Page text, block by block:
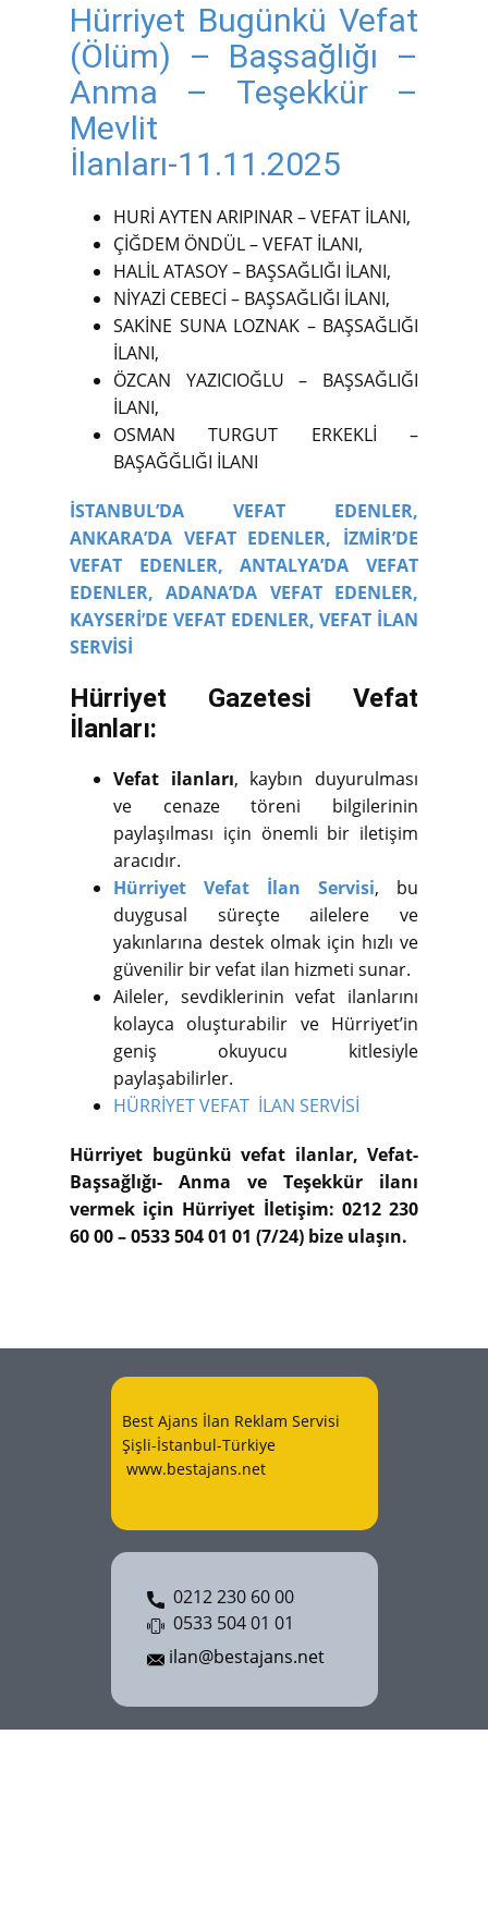
Hürriyet Bugünkü Vefat
(Ölüm) – Başsağlığı –
Anma – Teşekkür –
Mevlit
İlanları-11.11.2025
HURİ AYTEN ARIPINAR – VEFAT İLANI,
ÇİĞDEM ÖNDÜL – VEFAT İLANI,
HALİL ATASOY – BAŞSAĞLIĞI İLANI,
NİYAZİ CEBECİ – BAŞSAĞLIĞI İLANI,
SAKİNE SUNA LOZNAK – BAŞSAĞLIĞI
İLANI,
ÖZCAN YAZICIOĞLU – BAŞSAĞLIĞI
İLANI,
OSMAN TURGUT ERKEKLİ –
BAŞAĞĞLIĞI İLANI
İSTANBUL’DA VEFAT EDENLER,
ANKARA’DA VEFAT EDENLER, İZMİR’DE
VEFAT EDENLER,
ANTALYA’DA VEFAT
EDENLER, ADANA’DA VEFAT EDENLER,
KAYSERİ’DE VEFAT EDENLER, VEFAT İLAN
SERVİSİ
Hürriyet Gazetesi Vefat
İlanları:
Vefat ilanları, kaybın duyurulması
ve cenaze töreni bilgilerinin
paylaşılması için önemli bir iletişim
aracıdır.
Hürriyet Vefat İlan Servisi, bu
duygusal süreçte ailelere ve
yakınlarına destek olmak için hızlı ve
güvenilir bir vefat ilan hizmeti sunar.
Aileler, sevdiklerinin vefat ilanlarını
kolayca oluşturabilir ve Hürriyet’in
geniş okuyucu kitlesiyle
paylaşabilirler.
HÜRRİYET VEFAT İLAN SERVİSİ
Hürriyet bugünkü vefat ilanlar, Vefat-
Başsağlığı- Anma ve Teşekkür ilanı
vermek için Hürriyet İletişim: 0212 230
60 00 – 0533 504 01 01 (7/24) bize ulaşın.
Best Ajans İlan Reklam Servisi
Şişli-İstanbul-Türkiye
www.bestajans.net
0212 230 60 00
0533 504 01 01
ilan@bestajans.net